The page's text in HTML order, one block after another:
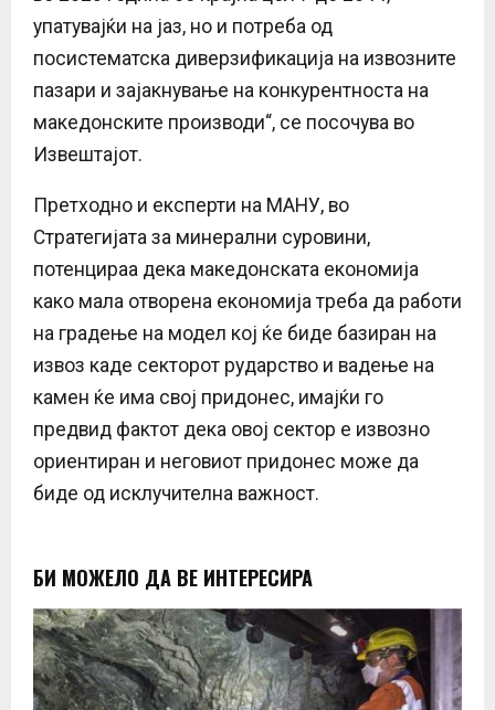
упатувајќи на јаз, но и потреба од
посистематска диверзификација на извозните
пазари и зајакнување на конкурентноста на
македонските производи“, се посочува во
Извештајот.
Претходно и експерти на МАНУ, во
Стратегијата за минерални суровини,
потенцираа дека македонската економија
како мала отворена економија треба да работи
на градење на модел кој ќе биде базиран на
извоз каде секторот рударство и вадење на
камен ќе има свој придонес, имајќи го
предвид фактот дека овој сектор е извозно
ориентиран и неговиот придонес може да
биде од исклучителна важност.
БИ МОЖЕЛО ДА ВЕ ИНТЕРЕСИРА